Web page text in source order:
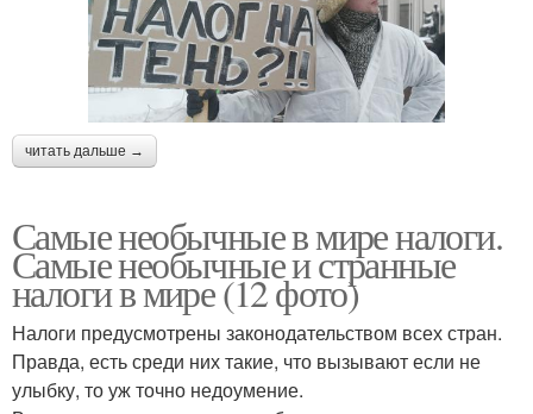
Парковочный налог Викторин про налоги
Налог в мире
Экзотические налоги
читать дальше →
Самые необычные в мире налоги.
Самые необычные и странные
налоги в мире (12 фото)
Налоги предусмотрены законодательством всех стран.
Правда, есть среди них такие, что вызывают если не
улыбку, то уж точно недоумение.